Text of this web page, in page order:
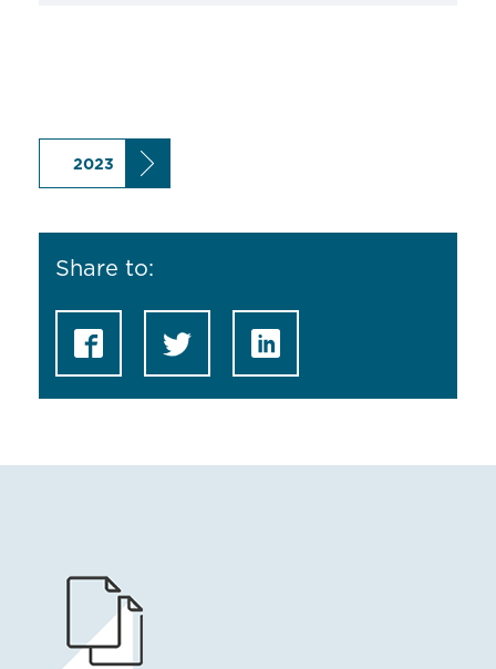
2023
Share to: